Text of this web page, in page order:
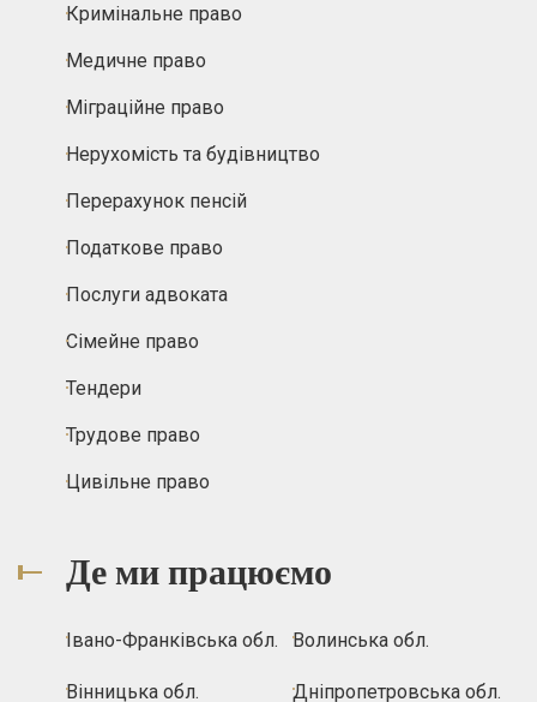
Кримінальне право
Медичне право
Міграційне право
Нерухомість та будівництво
Перерахунок пенсій
Податкове право
Послуги адвоката
Сімейне право
Тендери
Трудове право
Цивільне право
Де ми працюємо
Івано-Франківська обл. Волинська обл.
Вінницька обл. Дніпропетровська обл.